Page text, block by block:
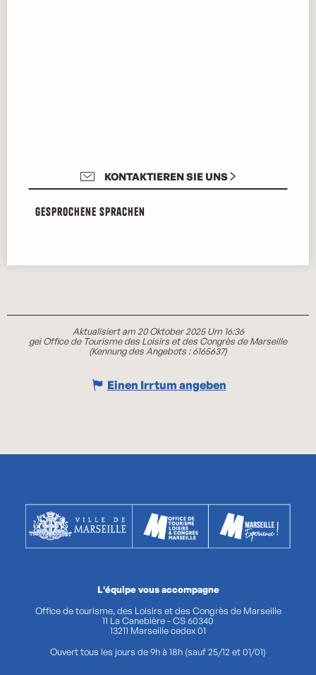
KONTAKTIEREN SIE UNS
Gesprochene Sprachen
Gesprochene Sprachen
Aktualisiert am 20 Oktober 2025 Um 16:36
gei Office de Tourisme des Loisirs et des Congrès de Marseille
(Kennung des Angebots :6165637)
Einen Irrtum angeben
L'équipe vous accompagne
Office de tourisme, des Loisirs et des Congrès de Marseille
11 La Canebière - CS 60340
13211 Marseille cedex 01
Ouvert tous les jours de 9h à 18h (sauf 25/12 et 01/01)